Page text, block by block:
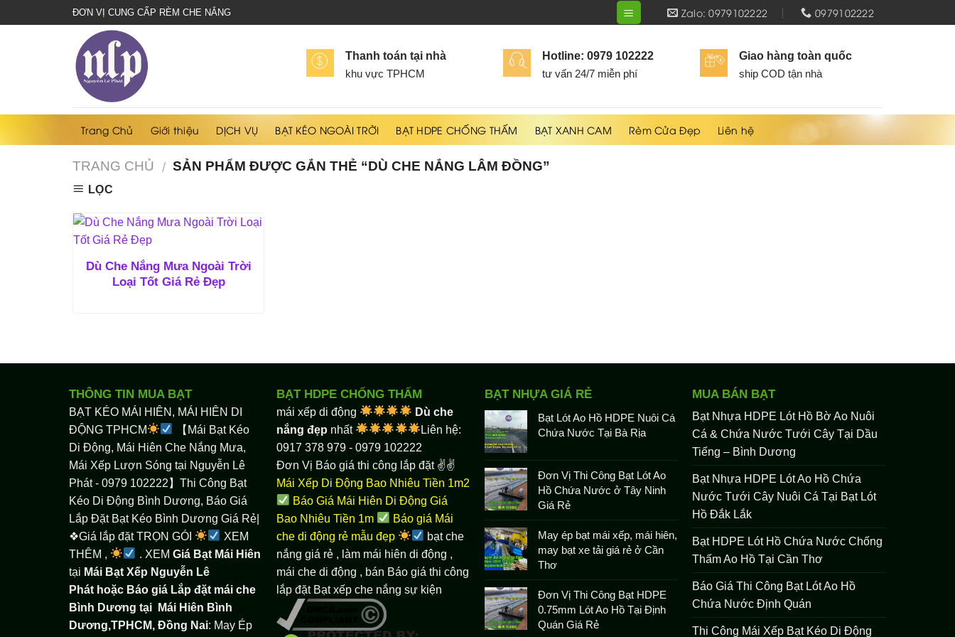
che
ĐƠN VỊ CUNG CẤP RÈM CHE NẮNG Zalo: 0979102222 0979102222
Thanh toán tại nhà
khu vực TPHCM
Hotline: 0979 102222
tư vấn 24/7 miễn phí
Giao hàng toàn quốc
ship COD tận nhà
Trang Chủ Giới thiệu DỊCH VỤ BẠT KÉO NGOÀI TRỜI BẠT HDPE CHỐNG THẤM BẠT XANH CAM Rèm Cửa Đẹp Liên hệ
TRANG CHỦ / SẢN PHẨM ĐƯỢC GẮN THẺ “DÙ CHE NẮNG LÂM ĐỒNG”
LỌC
Dù Che Nắng Mưa Ngoài Trời
Loại Tốt Giá Rẻ Đẹp
THÔNG TIN MUA BẠT
BẠT KÉO MÁI HIÊN, MÁI HIÊN DI
ĐỘNG TPHCM
【Mái Bạt Kéo
Di Động, Mái Hiên Che Nắng Mưa,
Mái Xếp Lượn Sóng tại Nguyễn Lê
Phát - 0979 102222】Thi Công Bạt
Kéo Di Động Bình Dương, Báo Giá
Lắp Đặt Bạt Kéo Bình Dương Giá Rẻ|
❖Giá lắp đặt TRỌN GÓI
XEM
THÊM ,
. XEM Giá Bạt Mái Hiên
tại Mái Bạt Xếp Nguyễn Lê
Phát hoặc Báo giá Lắp đặt mái che
Bình Dương tại Mái Hiên Bình
Dương,TPHCM, Đồng Nai: May Ép
BẠT HDPE CHỐNG THẤM
mái xếp di động
Dù che
nắng đẹp nhất
Liên hệ:
0917 378 979 - 0979 102222
Đơn Vị Báo giá thi công lắp đặt ✌✌
Mái Xếp Di Động Bao Nhiêu Tiền 1m2
Báo Giá Mái Hiên Di Động Giá
Bao Nhiêu Tiền 1m
Báo giá Mái
che di động rẻ mẫu đẹp
bạt che
nắng giá rẻ , làm mái hiên di động
mái che di động , bán Báo giá thi công
lắp đặt Bạt xếp che nắng sự kiện
BẠT NHỰA GIÁ RẺ
Bạt Lót Ao Hồ HDPE Nuôi Cá
Chứa Nước Tại Bà Rịa
Đơn Vị Thi Công Bạt Lót Ao
Hồ Chứa Nước ở Tây Ninh
Giá Rẻ
May ép bạt mái xếp, mái hiên,
may bạt xe tải giá rẻ ở Cần
Thơ
Đơn Vị Thi Công Bạt HDPE
0.75mm Lót Ao Hồ Tại Định
Quán Giá Rẻ
MUA BÁN BẠT
Bạt Nhựa HDPE Lót Hồ Bờ Ao Nuôi
Cá & Chứa Nước Tưới Cây Tại Dầu
Tiếng – Bình Dương
Bạt Nhựa HDPE Lót Ao Hồ Chứa
Nước Tưới Cây Nuôi Cá Tại Bạt Lót
Hồ Đắk Lắk
Bạt HDPE Lót Hồ Chứa Nước Chống
Thấm Ao Hồ Tại Cần Thơ
Báo Giá Thi Công Bạt Lót Ao Hồ
Chứa Nước Định Quán
Thi Công Mái Xếp Bạt Kéo Di Động